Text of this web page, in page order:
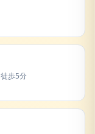
徒歩5分